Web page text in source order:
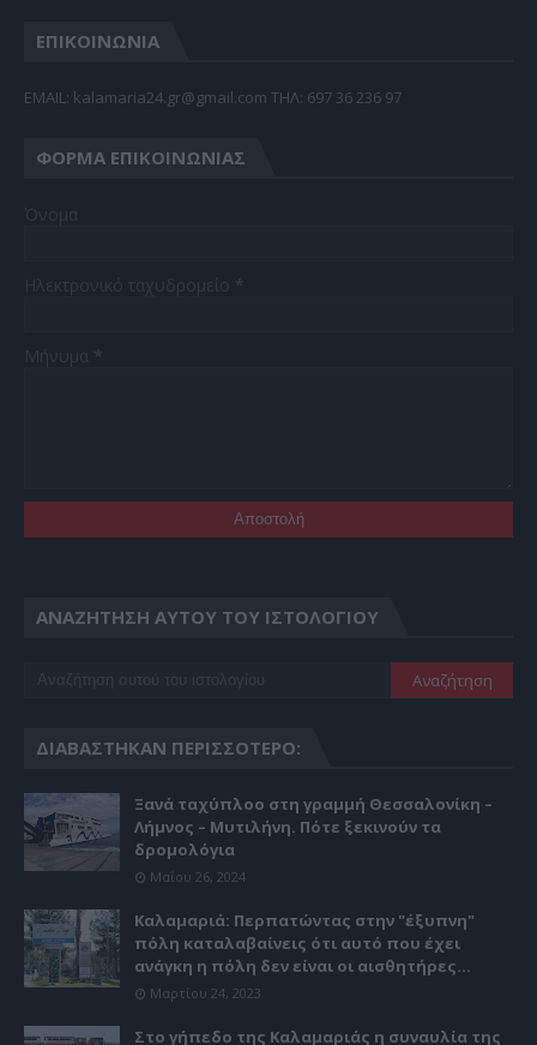
ΕΠΙΚΟΙΝΩΝΙΑ
EMAIL: kalamaria24.gr@gmail.com TΗΛ: 697 36 236 97
ΦΌΡΜΑ ΕΠΙΚΟΙΝΩΝΊΑΣ
ΑΝΑΖΉΤΗΣΗ ΑΥΤΟΎ ΤΟΥ ΙΣΤΟΛΟΓΊΟΥ
ΔΙΑΒΆΣΤΗΚΑΝ ΠΕΡΙΣΣΌΤΕΡΟ:
Ξανά ταχύπλοο στη γραμμή Θεσσαλονίκη –
Λήμνος – Μυτιλήνη. Πότε ξεκινούν τα
δρομολόγια
Μαΐου 26, 2024
Καλαμαριά: Περπατώντας στην "έξυπνη"
πόλη καταλαβαίνεις ότι αυτό που έχει
ανάγκη η πόλη δεν είναι οι αισθητήρες...
Μαρτίου 24, 2023
Στο γήπεδο της Καλαμαριάς η συναυλία της